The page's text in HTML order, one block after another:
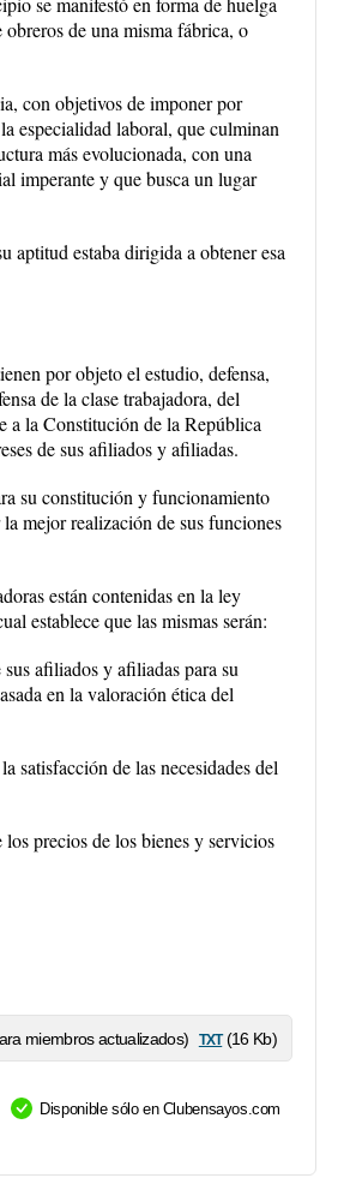
de una misma fábrica, o
con objetivos de imponer por
especialidad laboral, que culminan
más evolucionada, con una
imperante y que busca un lugar
aptitud estaba dirigida a obtener esa
por objeto el estudio, defensa,
de la clase trabajadora, del
a la Constitución de la República
de sus afiliados y afiliadas.
su constitución y funcionamiento
mejor realización de sus funciones
están contenidas en la ley
establece que las mismas serán:
afiliados y afiliadas para su
en la valoración ética del
satisfacción de las necesidades del
precios de los bienes y servicios
miembros actualizados) txt(16 Kb)
Disponible sólo en Clubensayos.com